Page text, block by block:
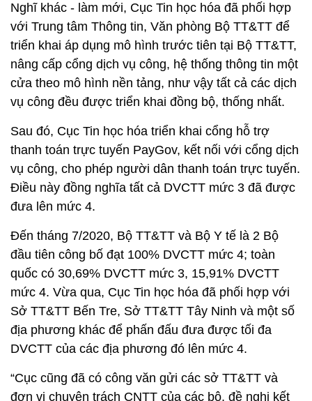
Nghĩ khác - làm mới, Cục Tin học hóa đã phối hợp
với Trung tâm Thông tin, Văn phòng Bộ TT&TT để
triển khai áp dụng mô hình trước tiên tại Bộ TT&TT,
nâng cấp cổng dịch vụ công, hệ thống thông tin một
cửa theo mô hình nền tảng, như vậy tất cả các dịch
vụ công đều được triển khai đồng bộ, thống nhất.
Sau đó, Cục Tin học hóa triển khai cổng hỗ trợ
thanh toán trực tuyến PayGov, kết nối với cổng dịch
vụ công, cho phép người dân thanh toán trực tuyến.
Điều này đồng nghĩa tất cả DVCTT mức 3 đã được
đưa lên mức 4.
Đến tháng 7/2020, Bộ TT&TT và Bộ Y tế là 2 Bộ
đầu tiên công bố đạt 100% DVCTT mức 4; toàn
quốc có 30,69% DVCTT mức 3, 15,91% DVCTT
mức 4. Vừa qua, Cục Tin học hóa đã phối hợp với
Sở TT&TT Bến Tre, Sở TT&TT Tây Ninh và một số
địa phương khác để phấn đấu đưa được tối đa
DVCTT của các địa phương đó lên mức 4.
“Cục cũng đã có công văn gửi các sở TT&TT và
đơn vị chuyên trách CNTT của các bộ, đề nghị kết